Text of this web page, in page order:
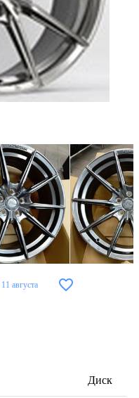
11 августа
Диск